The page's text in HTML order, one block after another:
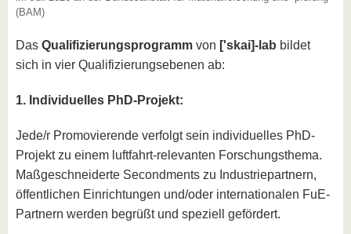
(BAM)
Das Qualifizierungsprogramm von ['skai]-lab bildet
sich in vier Qualifizierungsebenen ab:
1. Individuelles PhD-Projekt:
Jede/r Promovierende verfolgt sein individuelles PhD-
Projekt zu einem luftfahrt-relevanten Forschungsthema.
Maßgeschneiderte Secondments zu Industriepartnern,
öffentlichen Einrichtungen und/oder internationalen FuE-
Partnern werden begrüßt und speziell gefördert.